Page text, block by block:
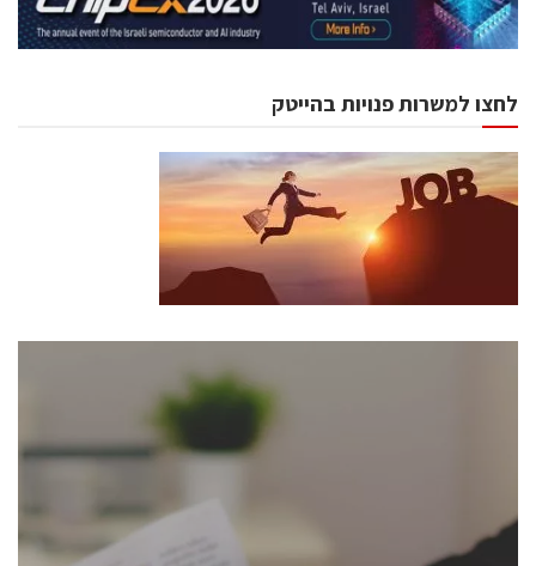
לחצו למשרות פנויות בהייטק
כנסים ואירועים
לכל העוסקים בתעשיית הסמיקונדקטור כולל מהנדסים,